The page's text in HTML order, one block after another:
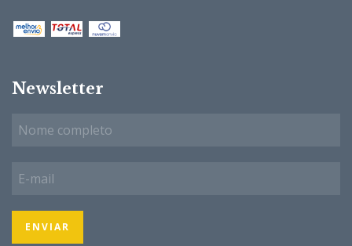
Newsletter